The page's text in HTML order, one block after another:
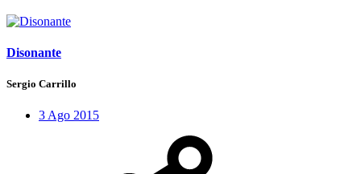
Disonante
Sergio Carrillo
3 Ago 2015